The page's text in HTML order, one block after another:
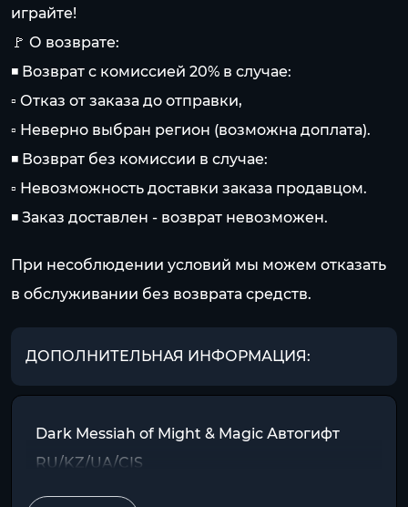
играйте!
🚩 О возврате:
◾ Возврат с комиссией 20% в случае:
▫ Отказ от заказа до отправки,
▫ Неверно выбран регион (возможна доплата).
◾ Возврат без комиссии в случае:
▫ Невозможность доставки заказа продавцом.
◾ Заказ доставлен - возврат невозможен.
При несоблюдении условий мы можем отказать
в обслуживании без возврата средств.
ДОПОЛНИТЕЛЬНАЯ ИНФОРМАЦИЯ:
Dark Messiah of Might & Magic Автогифт
RU/KZ/UA/CIS